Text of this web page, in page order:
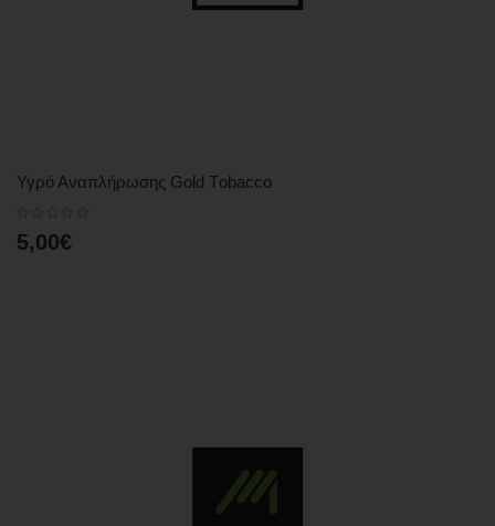
Υγρό Αναπλήρωσης Gold Τobacco
5,00€